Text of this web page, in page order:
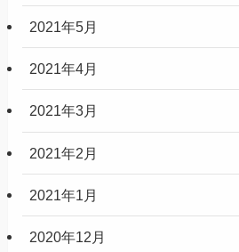
2021年5月
2021年4月
2021年3月
2021年2月
2021年1月
2020年12月